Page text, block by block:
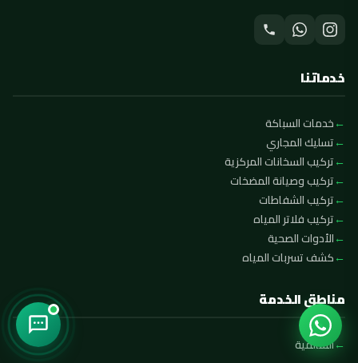
خدماتنا
خدمات السباكة
تسليك المجاري
تركيب السخانات المركزية
تركيب وصيانة المضخات
تركيب الشفاطات
تركيب فلاتر المياه
الأدوات الصحية
كشف تسربات المياه
مناطق الخدمة
السالمية